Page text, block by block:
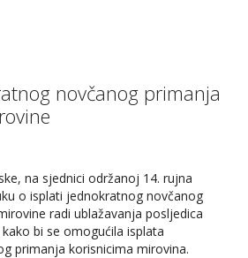
novčanog primanja
na sjednici održanoj 14. rujna
o isplati jednokratnog novčanog
radi ublažavanja posljedica
bi se omogućila isplata
primanja korisnicima mirovina.